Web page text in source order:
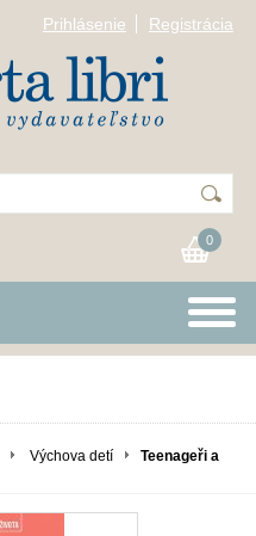
Prihlásenie Registrácia
0
Výchova detí
Teenageři a